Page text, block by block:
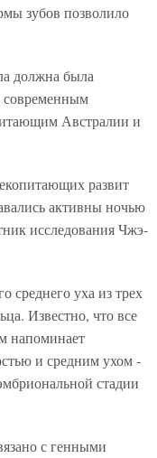
зубов позволило
должна была
современным
Австралии и
развит
активны ночью
исследования Чжэ-
среднего уха из трех
Известно, что все
напоминает
и средним ухом -
стадии
с генными